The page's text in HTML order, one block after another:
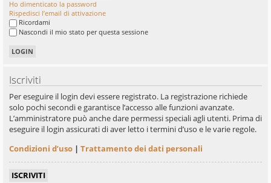
Ho dimenticato la password
Rispedisci l’email di attivazione
Ricordami
Nascondi il mio stato per questa sessione
Iscriviti
Per eseguire il login devi essere registrato. La registrazione richiede
solo pochi secondi e garantisce l’accesso alle funzioni avanzate.
L’amministratore può anche dare permessi speciali agli utenti. Prima di
eseguire il login assicurati di aver letto i termini d’uso e le varie regole.
Condizioni d’uso | Trattamento dei dati personali
ISCRIVITI